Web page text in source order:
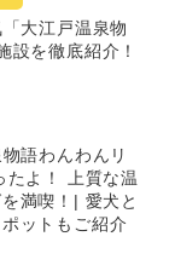
大江戸温泉物
設を徹底紹介！
語わんわんリ
たよ！ 上質な温
満喫！| 愛犬と
ットもご紹介